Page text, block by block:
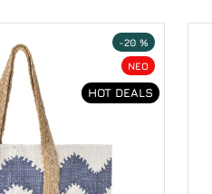
NEO
HOT DEALS
-20 %